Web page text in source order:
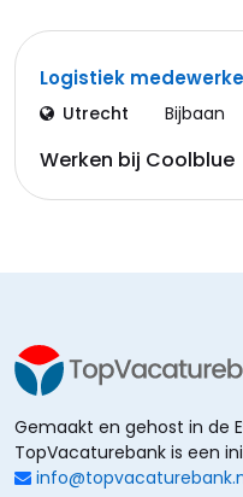
Logistiek
Utrecht Bijbaan
Werken bij Coolblue
Gemaakt en gehost in de
TopVacaturebank is een